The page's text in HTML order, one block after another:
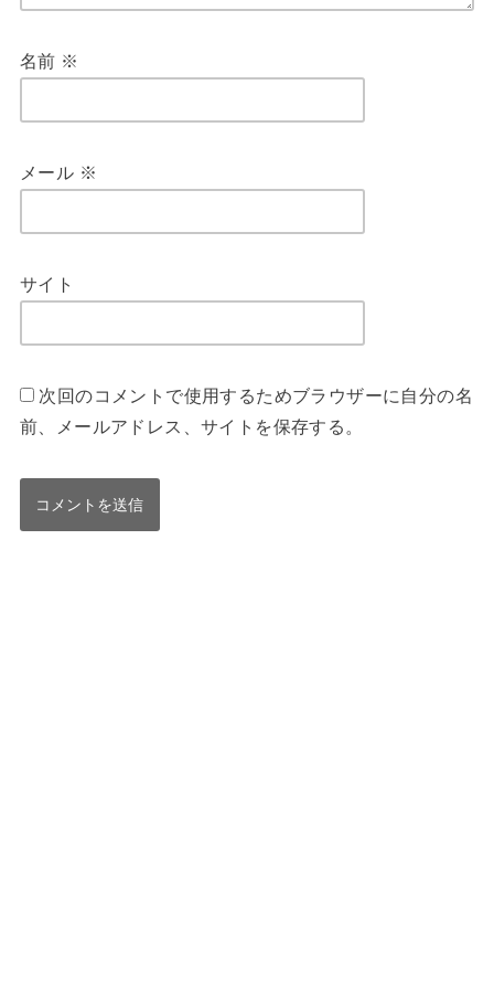
名前 ※
メール ※
サイト
次回のコメントで使用するためブラウザーに自分の名
前、メールアドレス、サイトを保存する。